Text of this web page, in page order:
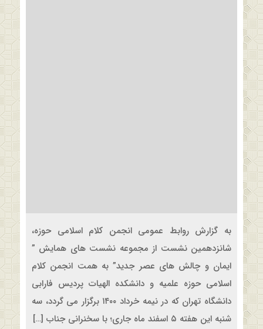
به گزارش روابط عمومی انجمن کلام اسلامی حوزه،
شانزدهمین نشست از مجموعه نشست های همایش ”
ایمان و چالش های عصر جدید” به همت انجمن کلام
اسلامی حوزه علمیه و دانشکده الهیات پردیس فارابی
دانشگاه تهران که در نیمه خرداد ۱۴۰۰ برگزار می گردد، سه
شنبه این هفته ۵ اسفند ماه جاری؛ با سخنرانی جناب […]